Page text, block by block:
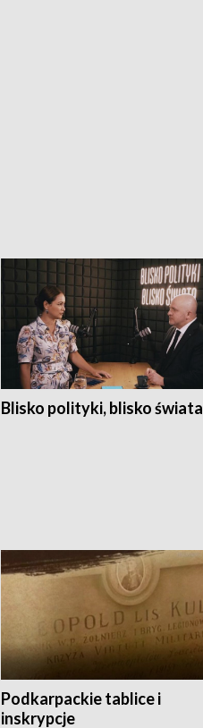
Blisko polityki, blisko świata
Podkarpackie tablice i
inskrypcje